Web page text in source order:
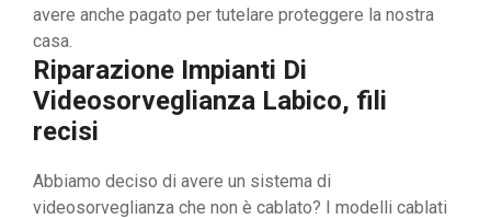
avere anche pagato per tutelare proteggere la nostra
casa.
Riparazione Impianti Di
Videosorveglianza Labico, fili
recisi
Abbiamo deciso di avere un sistema di
videosorveglianza che non è cablato? I modelli cablati